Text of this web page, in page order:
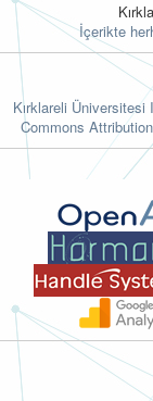
İçerikte
Kırklareli
Commons